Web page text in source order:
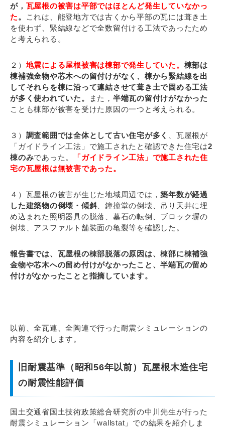
が， 瓦屋根の被害は平部ではほとんど発生していなかっ
た。
これは、能登地方では古くから平部の瓦には葺き土
を使わず、緊結線などで全数留付ける工法であったため
と考えられる。
２）地震による屋根被害は棟部で発生していた。 棟部は
棟補強金物や芯木への留付けがなく、棟から緊結線を出
してそれらを棟に沿って連結させて葺き土で固める工法
が多く使われていた。
また， 半端瓦の留付けがなかった
ことも棟部が被害を受けた原因の一つと考えられる。
３） 調査範囲では全体として古い住宅が多く
、瓦屋根が
「ガイドライン工法」で施工されたと確認できた住宅は2
棟のみであった。
「ガイドライン工法」で施工された住
宅の瓦屋根は無被害であった。
４）瓦屋根の被害が生じた地域周辺では，築年数が経過
した建築物の倒壊・傾斜、鐘撞堂の倒壊、吊り天井に埋
め込まれた照明器具の脱落、墓石の転倒、ブロック塀の
倒壊、アスファルト舗装面の亀裂等を確認した。
報告書では、瓦屋根の棟部脱落の原因は、棟部に棟補強
金物や芯木への留め付けがなかったこと、半端瓦の留め
付けがなかったことと指摘しています。
以前、全瓦連、全陶連で行った耐震シミュレーションの
内容を紹介します。
旧耐震基準（昭和56年以前）瓦屋根木造住宅
の耐震性能評価
国土交通省国土技術政策総合研究所の中川先生が行った
耐震シミュレーション「wallstat」での結果を紹介しま